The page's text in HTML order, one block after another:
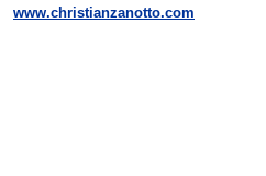
www.christianzanotto.com